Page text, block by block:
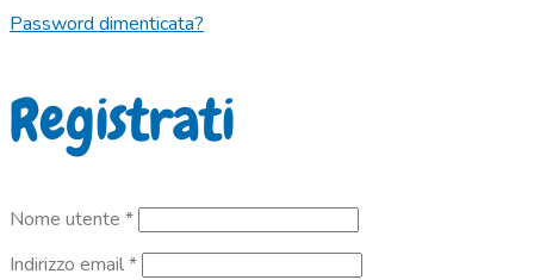
Password dimenticata?
Registrati
Nome utente *Richiesto
Indirizzo email*Richiesto